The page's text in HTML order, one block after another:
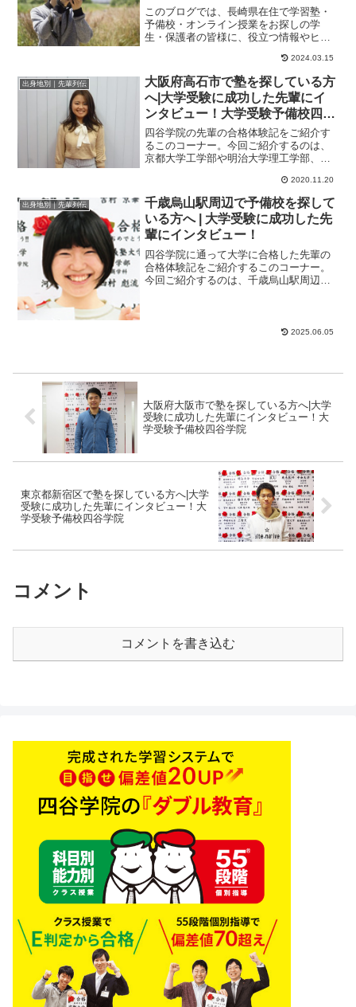
校四谷学院
このブログでは、長崎県在住で学習塾・
予備校・オンライン授業をお探しの学
生・保護者の皆様に、役立つ情報やヒン
2024.03.15
出身地別｜先輩列伝
大阪府高石市で塾を探している方
へ|大学受験に成功した先輩にイ
ンタビュー！大学受験予備校四谷
学院
四谷学院の先輩の合格体験記をご紹介す
るこのコーナー。今回ご紹介するのは、
京都大学工学部や明治大学理工学部、同
2020.11.20
出身地別｜先輩列伝
千歳烏山駅周辺で予備校を探して
いる方へ | 大学受験に成功した先
輩にインタビュー！
四谷学院に通って大学に合格した先輩の
合格体験記をご紹介するこのコーナー。
今回ご紹介するのは、千歳烏山駅周辺の
2025.06.05
大阪府大阪市で塾を探している方へ|大学
受験に成功した先輩にインタビュー！大
学受験予備校四谷学院
東京都新宿区で塾を探している方へ|大学
受験に成功した先輩にインタビュー！大
学受験予備校四谷学院
コメント
コメントを書き込む